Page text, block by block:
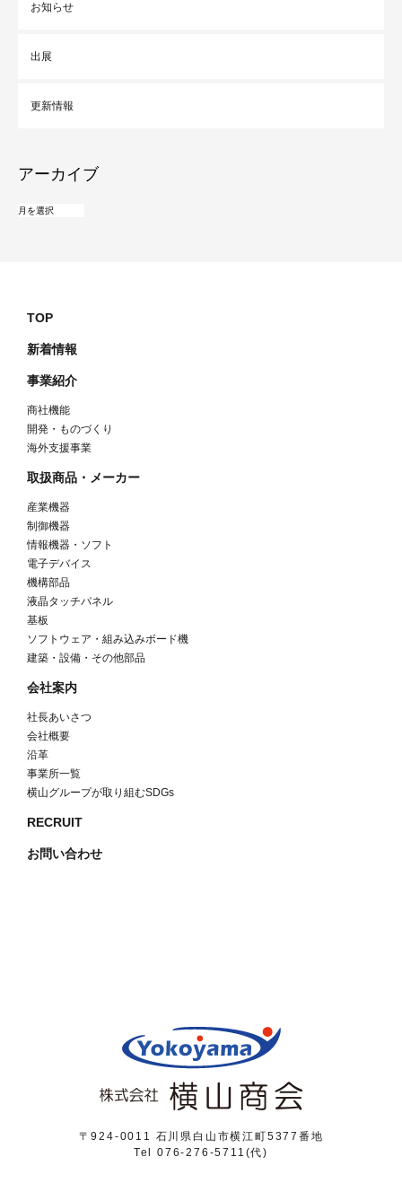
お知らせ
出展
更新情報
アーカイブ
TOP
新着情報
事業紹介
商社機能
開発・ものづくり
海外支援事業
取扱商品・メーカー
産業機器
制御機器
情報機器・ソフト
電子デバイス
機構部品
液晶タッチパネル
基板
ソフトウェア・組み込みボード機
建築・設備・その他部品
会社案内
社長あいさつ
会社概要
沿革
事業所一覧
横山グループが取り組むSDGs
RECRUIT
お問い合わせ
〒924-0011 石川県白山市横江町5377番地
Tel 076-276-5711(代)